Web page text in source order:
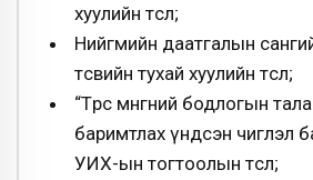
хуулийн төсөл;
Нийгмийн даатгалын
төсвийн тухай хуулийн төсөл;
“Төрөөс мөнгөний бодлогын
баримтлах үндсэн чиглэл
УИХ-ын тогтоолын төсөл;